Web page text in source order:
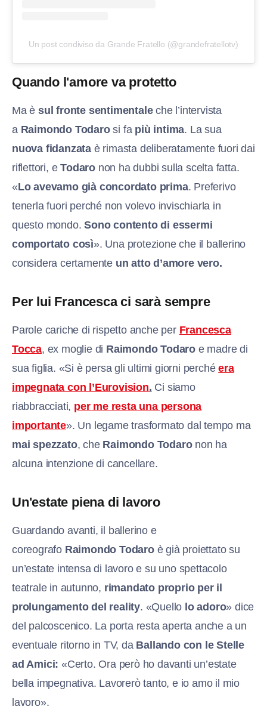
Un post condiviso da Grande Fratello (@grandefratellotv)
Quando l'amore va protetto
Ma è sul fronte sentimentaleche l’intervista
a Raimondo Todarosi fa più intima. La sua
nuova fidanzata è rimasta deliberatamente fuori dai
riflettori, eTodaro non ha dubbi sulla scelta fatta.
«Lo avevamo già concordato prima. Preferivo
tenerla fuori perché non volevo invischiarla in
questo mondo.Sono contento di essermi
comportato così». Una protezione che il ballerino
considera certamente un atto d’amore vero.
Per lui Francesca ci sarà sempre
Parole cariche di rispetto anche per Francesca
Tocca, ex moglie di Raimondo Todaro e madre di
sua figlia. «Si è persa gli ultimi giorni perchéera
impegnata con l’Eurovision. Ci siamo
riabbracciati, per me resta una persona
importante». Un legame trasformato dal tempo ma
mai spezzato, che Raimondo Todaronon ha
alcuna intenzione di cancellare.
Un'estate piena di lavoro
Guardando avanti, il ballerino e
coreografo Raimondo Todaroè già proiettato su
un’estate intensa di lavoro e su uno spettacolo
teatrale in autunno, rimandato proprio per il
prolungamento del reality. «Quello lo adoro» dice
del palcoscenico. La porta resta aperta anche a un
eventuale ritorno in TV, daBallando con le Stelle
ad Amici: «Certo. Ora però ho davanti un’estate
bella impegnativa. Lavorerò tanto, e io amo il mio
lavoro».